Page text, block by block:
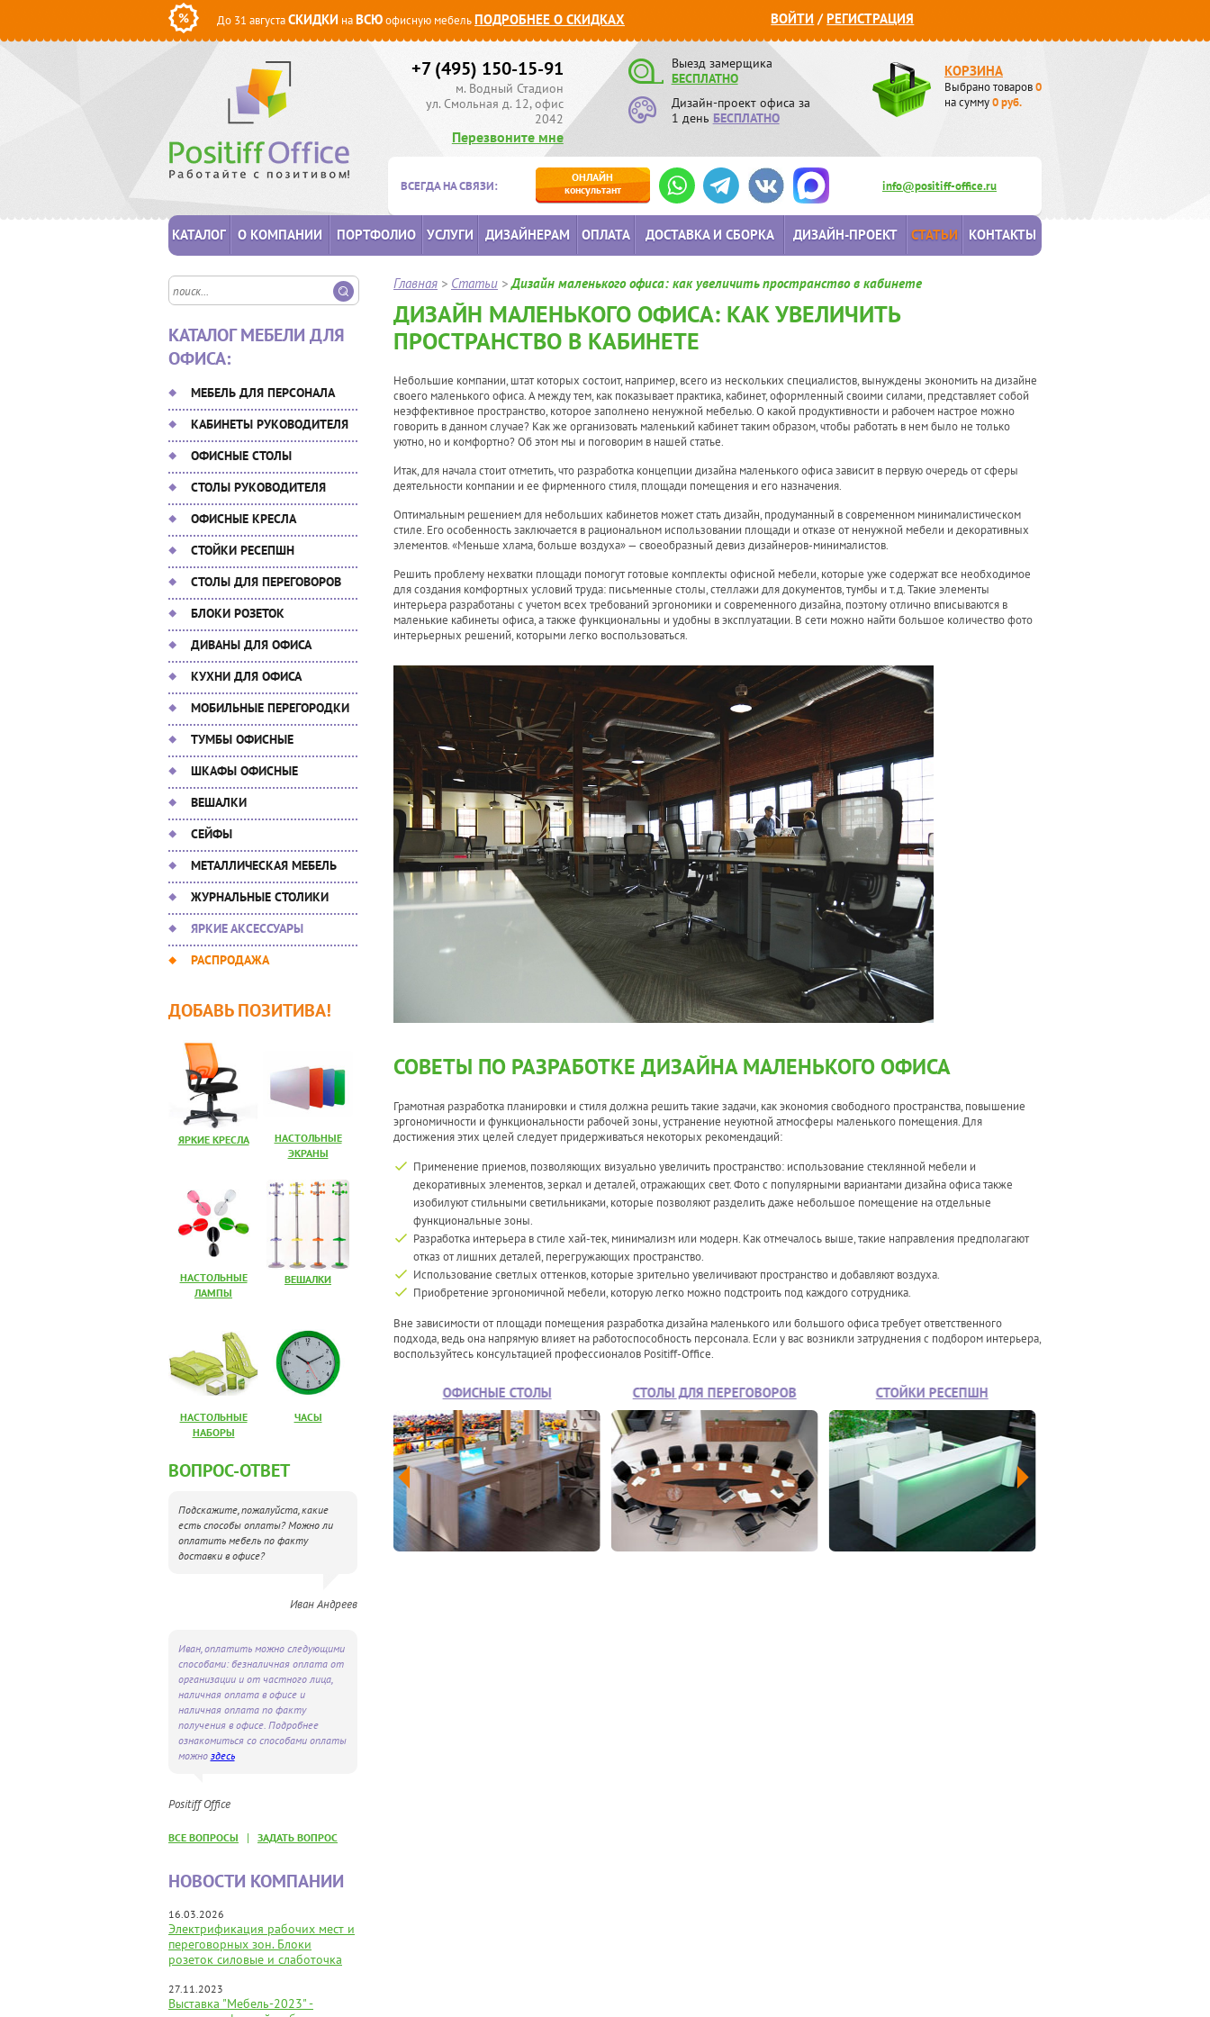
До 31 августаСКИДКИ наВСЮофисную мебельПОДРОБНЕЕ О СКИДКАХ ВОЙТИ /РЕГИСТРАЦИЯ
+7 (495) 150-15-91
м. Водный Стадион
ул. Смольная д. 12, офис
2042
Перезвоните мне
Выезд замерщика
БЕСПЛАТНО
Дизайн-проект офиса за
1 день БЕСПЛАТНО
КОРЗИНА
Выбрано товаров0
на сумму0руб.
ВСЕГДА НА СВЯЗИ:
ОНЛАЙН
консультант
info@positiff-office.ru
КАТАЛОГ О КОМПАНИИ ПОРТФОЛИО УСЛУГИ ДИЗАЙНЕРАМ ОПЛАТА ДОСТАВКА И СБОРКА ДИЗАЙН-ПРОЕКТ СТАТЬИ КОНТАКТЫ
КАТАЛОГ МЕБЕЛИ ДЛЯ
ОФИСА:
МЕБЕЛЬ ДЛЯ ПЕРСОНАЛА
КАБИНЕТЫ РУКОВОДИТЕЛЯ
ОФИСНЫЕ СТОЛЫ
СТОЛЫ РУКОВОДИТЕЛЯ
ОФИСНЫЕ КРЕСЛА
СТОЙКИ РЕСЕПШН
СТОЛЫ ДЛЯ ПЕРЕГОВОРОВ
БЛОКИ РОЗЕТОК
ДИВАНЫ ДЛЯ ОФИСА
КУХНИ ДЛЯ ОФИСА
МОБИЛЬНЫЕ ПЕРЕГОРОДКИ
ТУМБЫ ОФИСНЫЕ
ШКАФЫ ОФИСНЫЕ
ВЕШАЛКИ
СЕЙФЫ
МЕТАЛЛИЧЕСКАЯ МЕБЕЛЬ
ЖУРНАЛЬНЫЕ СТОЛИКИ
ЯРКИЕ АКСЕССУАРЫ
РАСПРОДАЖА
ДОБАВЬ ПОЗИТИВА!
ЯРКИЕ КРЕСЛА
НАСТОЛЬНЫЕ
ЭКРАНЫ
НАСТОЛЬНЫЕ
ЛАМПЫ
ВЕШАЛКИ
НАСТОЛЬНЫЕ
НАБОРЫ
ЧАСЫ
ВОПРОС-ОТВЕТ
Подскажите, пожалуйста, какие
есть способы оплаты? Можно ли
оплатить мебель по факту
доставки в офисе?
Иван Андреев
Иван, оплатить можно следующими
способами: безналичная оплата от
организации и от частного лица,
наличная оплата в офисе и
наличная оплата по факту
получения в офисе. Подробнее
ознакомиться со способами оплаты
можно здесь
Positiff Office
ВСЕ ВОПРОСЫ | ЗАДАТЬ ВОПРОС
НОВОСТИ КОМПАНИИ
16.03.2026
Электрификация рабочих мест и
переговорных зон. Блоки
розеток силовые и слаботочка
27.11.2023
Выставка "Мебель-2023" -
Главная > Статьи >Дизайн маленького офиса: как увеличить пространство в кабинете
ДИЗАЙН МАЛЕНЬКОГО ОФИСА: КАК УВЕЛИЧИТЬ
ПРОСТРАНСТВО В КАБИНЕТЕ
Небольшие компании, штат которых состоит, например, всего из нескольких специалистов, вынуждены экономить на дизайне
своего маленького офиса. А между тем, как показывает практика, кабинет, оформленный своими силами, представляет собой
неэффективное пространство, которое заполнено ненужной мебелью. О какой продуктивности и рабочем настрое можно
говорить в данном случае? Как же организовать маленький кабинет таким образом, чтобы работать в нем было не только
уютно, но и комфортно? Об этом мы и поговорим в нашей статье.
Итак, для начала стоит отметить, что разработка концепции дизайна маленького офиса зависит в первую очередь от сферы
деятельности компании и ее фирменного стиля, площади помещения и его назначения.
Оптимальным решением для небольших кабинетов может стать дизайн, продуманный в современном минималистическом
стиле. Его особенность заключается в рациональном использовании площади и отказе от ненужной мебели и декоративных
элементов. «Меньше хлама, больше воздуха» — своеобразный девиз дизайнеров-минималистов.
Решить проблему нехватки площади помогут готовые комплекты офисной мебели, которые уже содержат все необходимое
для создания комфортных условий труда: письменные столы, стеллажи для документов, тумбы и т.д. Такие элементы
интерьера разработаны с учетом всех требований эргономики и современного дизайна, поэтому отлично вписываются в
маленькие кабинеты офиса, а также функциональны и удобны в эксплуатации. В сети можно найти большое количество фото
интерьерных решений, которыми легко воспользоваться.
СОВЕТЫ ПО РАЗРАБОТКЕ ДИЗАЙНА МАЛЕНЬКОГО ОФИСА
Грамотная разработка планировки и стиля должна решить такие задачи, как экономия свободного пространства, повышение
эргономичности и функциональности рабочей зоны, устранение неуютной атмосферы маленького помещения. Для
достижения этих целей следует придерживаться некоторых рекомендаций:
Применение приемов, позволяющих визуально увеличить пространство: использование стеклянной мебели и
декоративных элементов, зеркал и деталей, отражающих свет. Фото с популярными вариантами дизайна офиса также
изобилуют стильными светильниками, которые позволяют разделить даже небольшое помещение на отдельные
функциональные зоны.
Разработка интерьера в стиле хай-тек, минимализм или модерн. Как отмечалось выше, такие направления предполагают
отказ от лишних деталей, перегружающих пространство.
Использование светлых оттенков, которые зрительно увеличивают пространство и добавляют воздуха.
Приобретение эргономичной мебели, которую легко можно подстроить под каждого сотрудника.
Вне зависимости от площади помещения разработка дизайна маленького или большого офиса требует ответственного
подхода, ведь она напрямую влияет на работоспособность персонала. Если у вас возникли затруднения с подбором интерьера,
воспользуйтесь консультацией профессионалов Positiff-Office.
МЕБЕЛЬ ДЛЯ ПЕРСОНАЛА ОФИСНЫЕ СТОЛЫ СТОЛЫ ДЛЯ ПЕРЕГОВОРОВ СТОЙКИ РЕСЕПШН